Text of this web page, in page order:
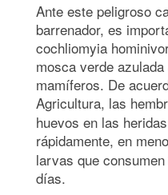
Ante este peligroso
barrenador, es
cochliomyia
mosca verde
mamíferos. De
Agricultura, las
huevos en las
rápidamente, en
larvas que
días.